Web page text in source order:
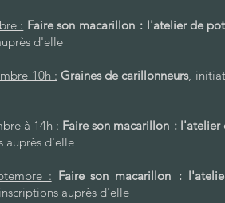
: Faire son macarillon : l'atelier de
d'elle
10h : Graines de carillonneurs,
à 14h : Faire son macarillon : l'atelier
auprès d'elle
: Faire son macarillon :
auprès d'elle